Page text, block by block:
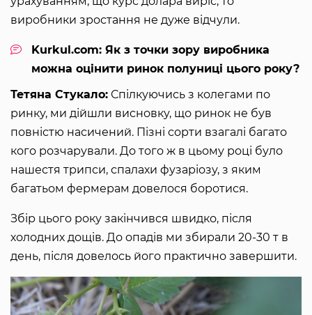
виробники зростання не дуже відчули.
Kurkul.com: Як з точки зору виробника
можна оцінити ринок полуниці цього року?
Тетяна Стукало: Спілкуючись з колегами по
ринку, ми дійшли висновку, що ринок не був
повністю насичений. Пізні сорти взагалі багато
кого розчарували. До того ж в цьому році було
нашестя трипси, спалахи фузаріозу, з яким
багатьом фермерам довелося боротися.
Збір цього року закінчився швидко, після
холодних дощів. До опадів ми збирали 20-30 т в
день, після довелось його практично завершити.